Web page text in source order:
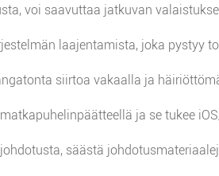
voi saavuttaa jatkuvan
laajentamista, joka pystyy
siirtoa vakaalla ja
ja se tukee
säästä